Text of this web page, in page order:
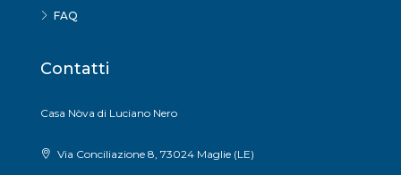
FAQ
Contatti
Casa Nòva di Luciano Nero
Via Conciliazione 8, 73024 Maglie (LE)